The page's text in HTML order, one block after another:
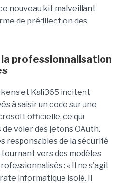
nouveau kit malveillant
de prédilection des
professionnalisation
et Kali365 incitent
à saisir un code sur une
officielle, ce qui
voler des jetons OAuth.
responsables de la sécurité
tournant vers des modèles
: « Il ne s’agit
informatique isolé. Il